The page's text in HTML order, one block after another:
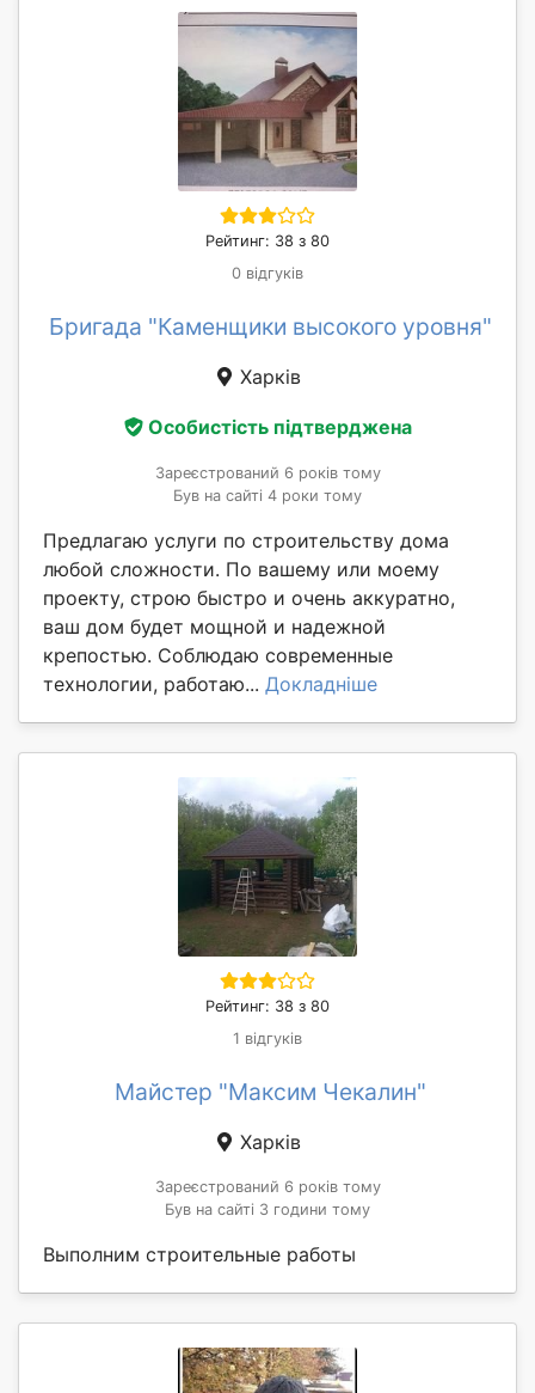
Рейтинг: 38 з 80
0 відгуків
Бригада "Каменщики высокого уровня"
Харків
Особистість підтверджена
Зареєстрований 6 років тому
Був на сайті 4 роки тому
Предлагаю услуги по строительству дома
любой сложности. По вашему или моему
проекту, строю быстро и очень аккуратно,
ваш дом будет мощной и надежной
крепостью. Соблюдаю современные
технологии, работаю... Докладніше
Рейтинг: 38 з 80
1 відгуків
Майстер "Максим Чекалин"
Харків
Зареєстрований 6 років тому
Був на сайті 3 години тому
Выполним строительные работы